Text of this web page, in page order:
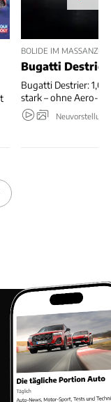
BOLIDE IM MASSANZUG
Bugatti
Bugatti Destrier: 1,00
stark – ohne Aero-